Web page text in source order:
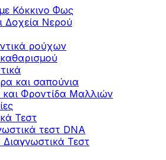
Κόκκινο Φως
Δοχεία Νερού
ρούχων
και σαπούνια
Φροντίδα Μαλλιών
Τεστ
τεστ DNA
Τεστ